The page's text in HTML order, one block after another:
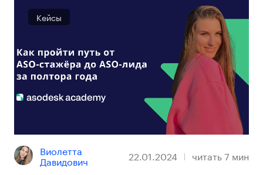
Кейсы
Виолетта
Давидович 22.01.2024 читать7 мин